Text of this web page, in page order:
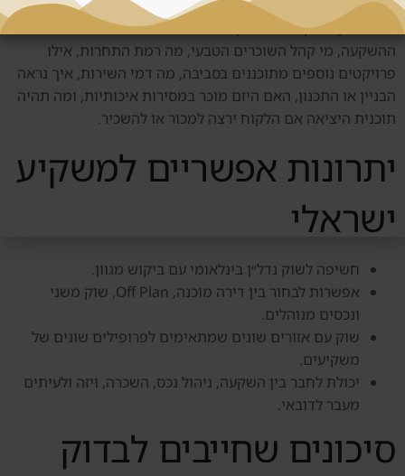
לאחר מכן בודקים את ההקשר: האם האזור מתאים למטרת
ההשקעה, מי קהל השוכרים הטבעי, מה רמת התחרות, אילו
פרויקטים נוספים מתוכננים בסביבה, מה דמי השירות, איך נראה
הבניין או התכנון, האם היזם מוכר במסירות איכותיות, ומה תהיה
תוכנית היציאה אם הלקוח ירצה למכור או להשכיר.
יתרונות אפשריים למשקיע
ישראלי
חשיפה לשוק נדל״ן בינלאומי עם ביקוש מגוון.
אפשרות לבחור בין דירה מוכנה, Off Plan, שוק משני
ונכסים מנוהלים.
שוק עם אזורים שונים שמתאימים לפרופילים שונים של
משקיעים.
יכולת לחבר בין השקעה, ניהול נכס, השכרה, ויזה ולעיתים
מעבר לדובאי.
סיכונים שחייבים לבדוק